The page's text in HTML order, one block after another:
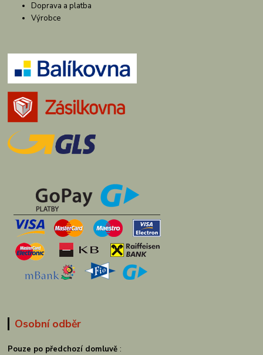
Doprava a platba
Výrobce
Osobní odběr
Pouze po předchozí domluvě :